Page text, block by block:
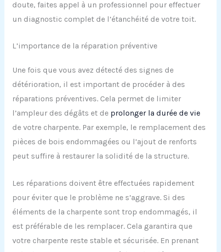
doute, faites appel à un professionnel pour effectuer
un diagnostic complet de l’étanchéité de votre toit.
L’importance de la réparation préventive
Une fois que vous avez détecté des signes de
détérioration, il est important de procéder à des
réparations préventives. Cela permet de limiter
l’ampleur des dégâts et de prolonger la durée de vie
de votre charpente. Par exemple, le remplacement des
pièces de bois endommagées ou l’ajout de renforts
peut suffire à restaurer la solidité de la structure.
Les réparations doivent être effectuées rapidement
pour éviter que le problème ne s’aggrave. Si des
éléments de la charpente sont trop endommagés, il
est préférable de les remplacer. Cela garantira que
votre charpente reste stable et sécurisée. En prenant